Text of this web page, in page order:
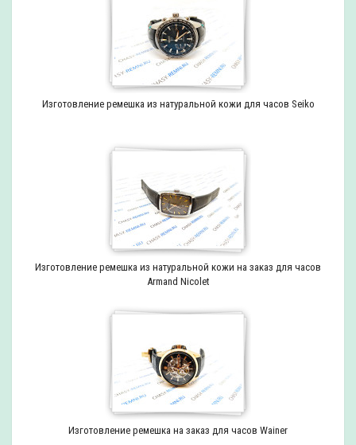
Изготовление ремешка из натуральной кожи для часов Seiko
Изготовление ремешка из натуральной кожи на заказ для часов
Armand Nicolet
Изготовление ремешка на заказ для часов Wainer